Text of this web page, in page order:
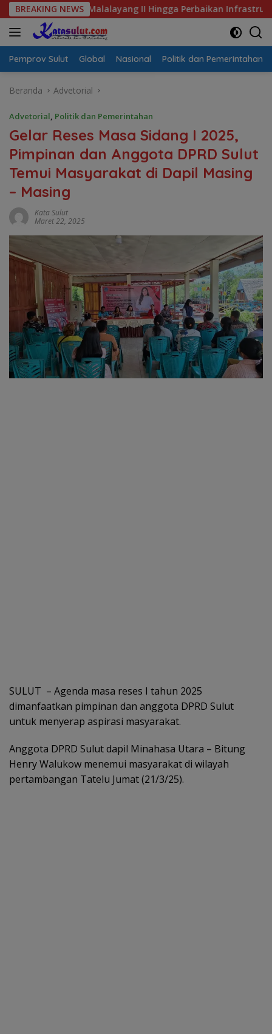
Langsung
ke
konten
BREAKING NEWS
II Hingga Perbaikan Infrastruktur Jalan
Pemprov Sulut Global Nasional Politik dan Pemerintahan
Beranda Advetorial
Advetorial, Politik dan Pemerintahan
Gelar Reses Masa Sidang I 2025,
Pimpinan dan Anggota DPRD Sulut
Temui Masyarakat di Dapil Masing
– Masing
Kata Sulut
Maret 22, 2025
SULUT – Agenda masa reses I tahun 2025
dimanfaatkan pimpinan dan anggota DPRD Sulut
untuk menyerap aspirasi masyarakat.
Anggota DPRD Sulut dapil Minahasa Utara – Bitung
Henry Walukow menemui masyarakat di wilayah
pertambangan Tatelu Jumat (21/3/25).